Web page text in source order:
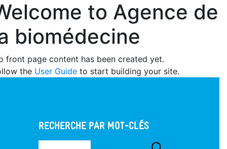
Skip
to
main
content
to Agence de
biomédecine
front page content has been created yet.
the User Guide to start building your site.
RECHERCHE PAR MOT-CLÉS
Cookies management panel